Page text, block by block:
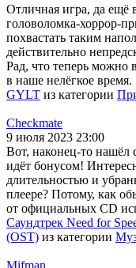
Отличная игра, да ещё
головоломка-хоррор-
похвастать таким
действительно
Рад, что теперь
в наше нелёгкое время.
GYLT из категории
Checkmate
9 июля 2023 23:00
Вот, наконец-то нашёл
идёт бонусом!
длительностью и
плеере? Потому, как
от официальных CD
Саундтрек Need for
(OST) из категории